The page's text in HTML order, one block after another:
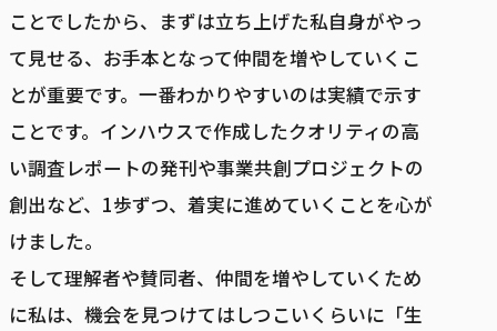
ことでしたから、まずは立ち上げた私自身がやっ
て見せる、お手本となって仲間を増やしていくこ
とが重要です。一番わかりやすいのは実績で示す
ことです。インハウスで作成したクオリティの高
い調査レポートの発刊や事業共創プロジェクトの
創出など、1歩ずつ、着実に進めていくことを心が
けました。
そして理解者や賛同者、仲間を増やしていくため
に私は、機会を見つけてはしつこいくらいに「生